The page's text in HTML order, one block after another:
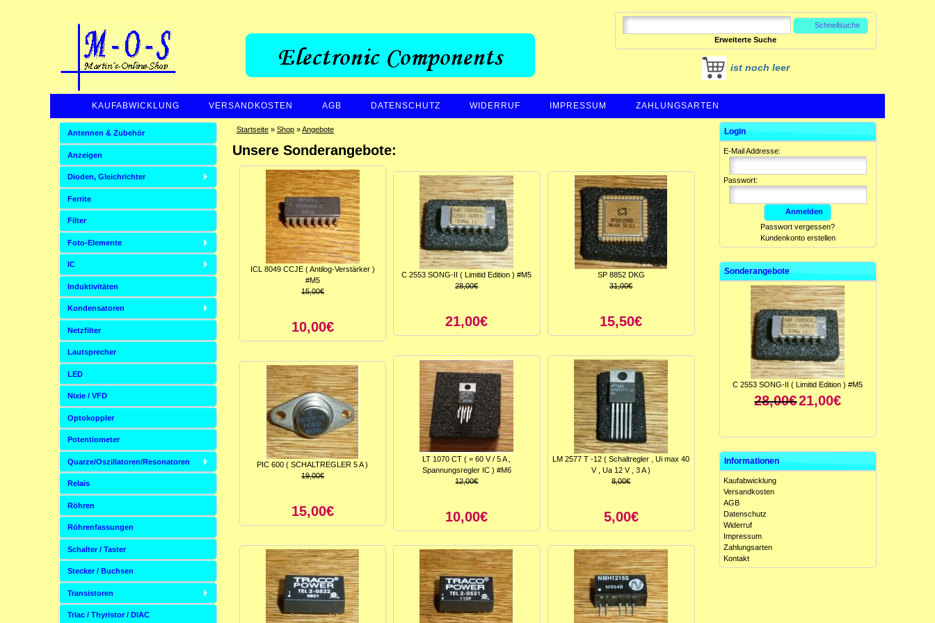
Schnellsuche
Erweiterte Suche
ist noch leer
KAUFABWICKLUNG VERSANDKOSTEN AGB DATENSCHUTZ WIDERRUF IMPRESSUM ZAHLUNGSARTEN
Startseite» Shop»Angebote
Unsere Sonderangebote:
ICL 8049 CCJE ( Antilog-Verstärker )
#M5
15,00€
10,00€
C 2553 SONG-II ( Limitid Edition ) #M5
28,00€
21,00€
SP 8852 DKG
31,00€
15,50€
PIC 600 ( SCHALTREGLER 5 A )
19,00€
15,00€
LT 1070 CT ( = 60 V / 5 A ,
Spannungsregler IC ) #M6
12,00€
10,00€
LM 2577 T -12 ( Schaltregler , Ui max 40
V , Ua 12 V , 3 A )
8,00€
5,00€
Antennen & Zubehör
Anzeigen
Dioden, Gleichrichter
Ferrite
Filter
Foto-Elemente
IC
Induktivitäten
Kondensatoren
Netzfilter
Lautsprecher
LED
Nixie / VFD
Optokoppler
Potentiometer
Quarze/Oszillatoren/Resonatoren
Relais
Röhren
Röhrenfassungen
Schalter / Taster
Stecker / Buchsen
Transistoren
Triac / Thyristor / DIAC
Login
E-Mail Addresse:
Passwort:
Anmelden
Passwort vergessen?
Kundenkonto erstellen
Sonderangebote
15,00€
C 2553 SONG-II ( Limitid Edition ) #M5
28,00€21,00€
Informationen
Kaufabwicklung
Versandkosten
AGB
Datenschutz
Widerruf
Impressum
Zahlungsarten
Kontakt